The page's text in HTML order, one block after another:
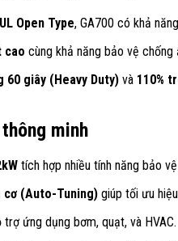
Open Type, GA700 có khả
cao cùng khả năng bảo vệ chống
60 giây (Heavy Duty) và 110%
minh
tích hợp nhiều tính năng bảo
cơ (Auto-Tuning) giúp tối ưu
trợ ứng dụng bơm, quạt, và HVAC.